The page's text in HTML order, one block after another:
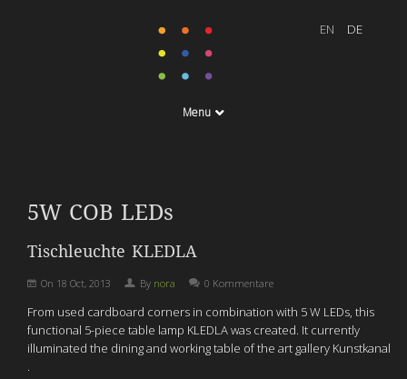
Menu
5W COB LEDs
Tischleuchte KLEDLA
On 18 Oct, 2013 By nora 0 Kommentare
From used cardboard corners in combination with 5 W LEDs, this
functional 5-piece table lamp KLEDLA was created. It currently
illuminated the dining and working table of the art gallery Kunstkanal
.